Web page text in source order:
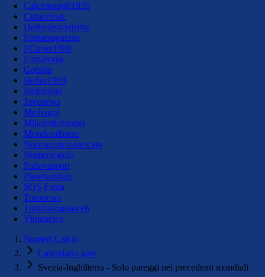
Calcionapoli1926
Cittaceleste
Derbyderbyderby
Fantamagazine
FCInter1908
Forzaroma
Golssip
Hellas1903
Ilmilanista
Juvenews
Mediagol
Milanistichannel
Mondoudinese
Notiziecalciomercato
Numericalcio
Padovasport
Pianetamilan
SOS Fanta
Toronews
Tuttobolognaweb
Violanews
Numeri Calcio
Calendario gare
Svezia-Inghilterra - Solo pareggi nei precedenti mondiali